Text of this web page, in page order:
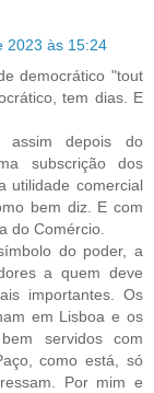
2023 às 15:24
democrático "tout
tem dias. E
assim depois do
subscrição dos
utilidade comercial
bem diz. E com
do Comércio.
do poder, a
a quem deve
importantes. Os
em Lisboa e os
servidos com
como está, só
Por mim e